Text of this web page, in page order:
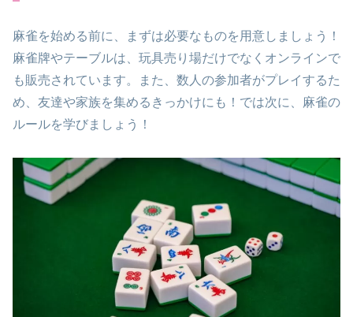
麻雀を始める前に、まずは必要なものを用意しましょう！
麻雀牌やテーブルは、玩具売り場だけでなくオンラインで
も販売されています。また、数人の参加者がプレイするた
め、友達や家族を集めるきっかけにも！では次に、麻雀の
ルールを学びましょう！